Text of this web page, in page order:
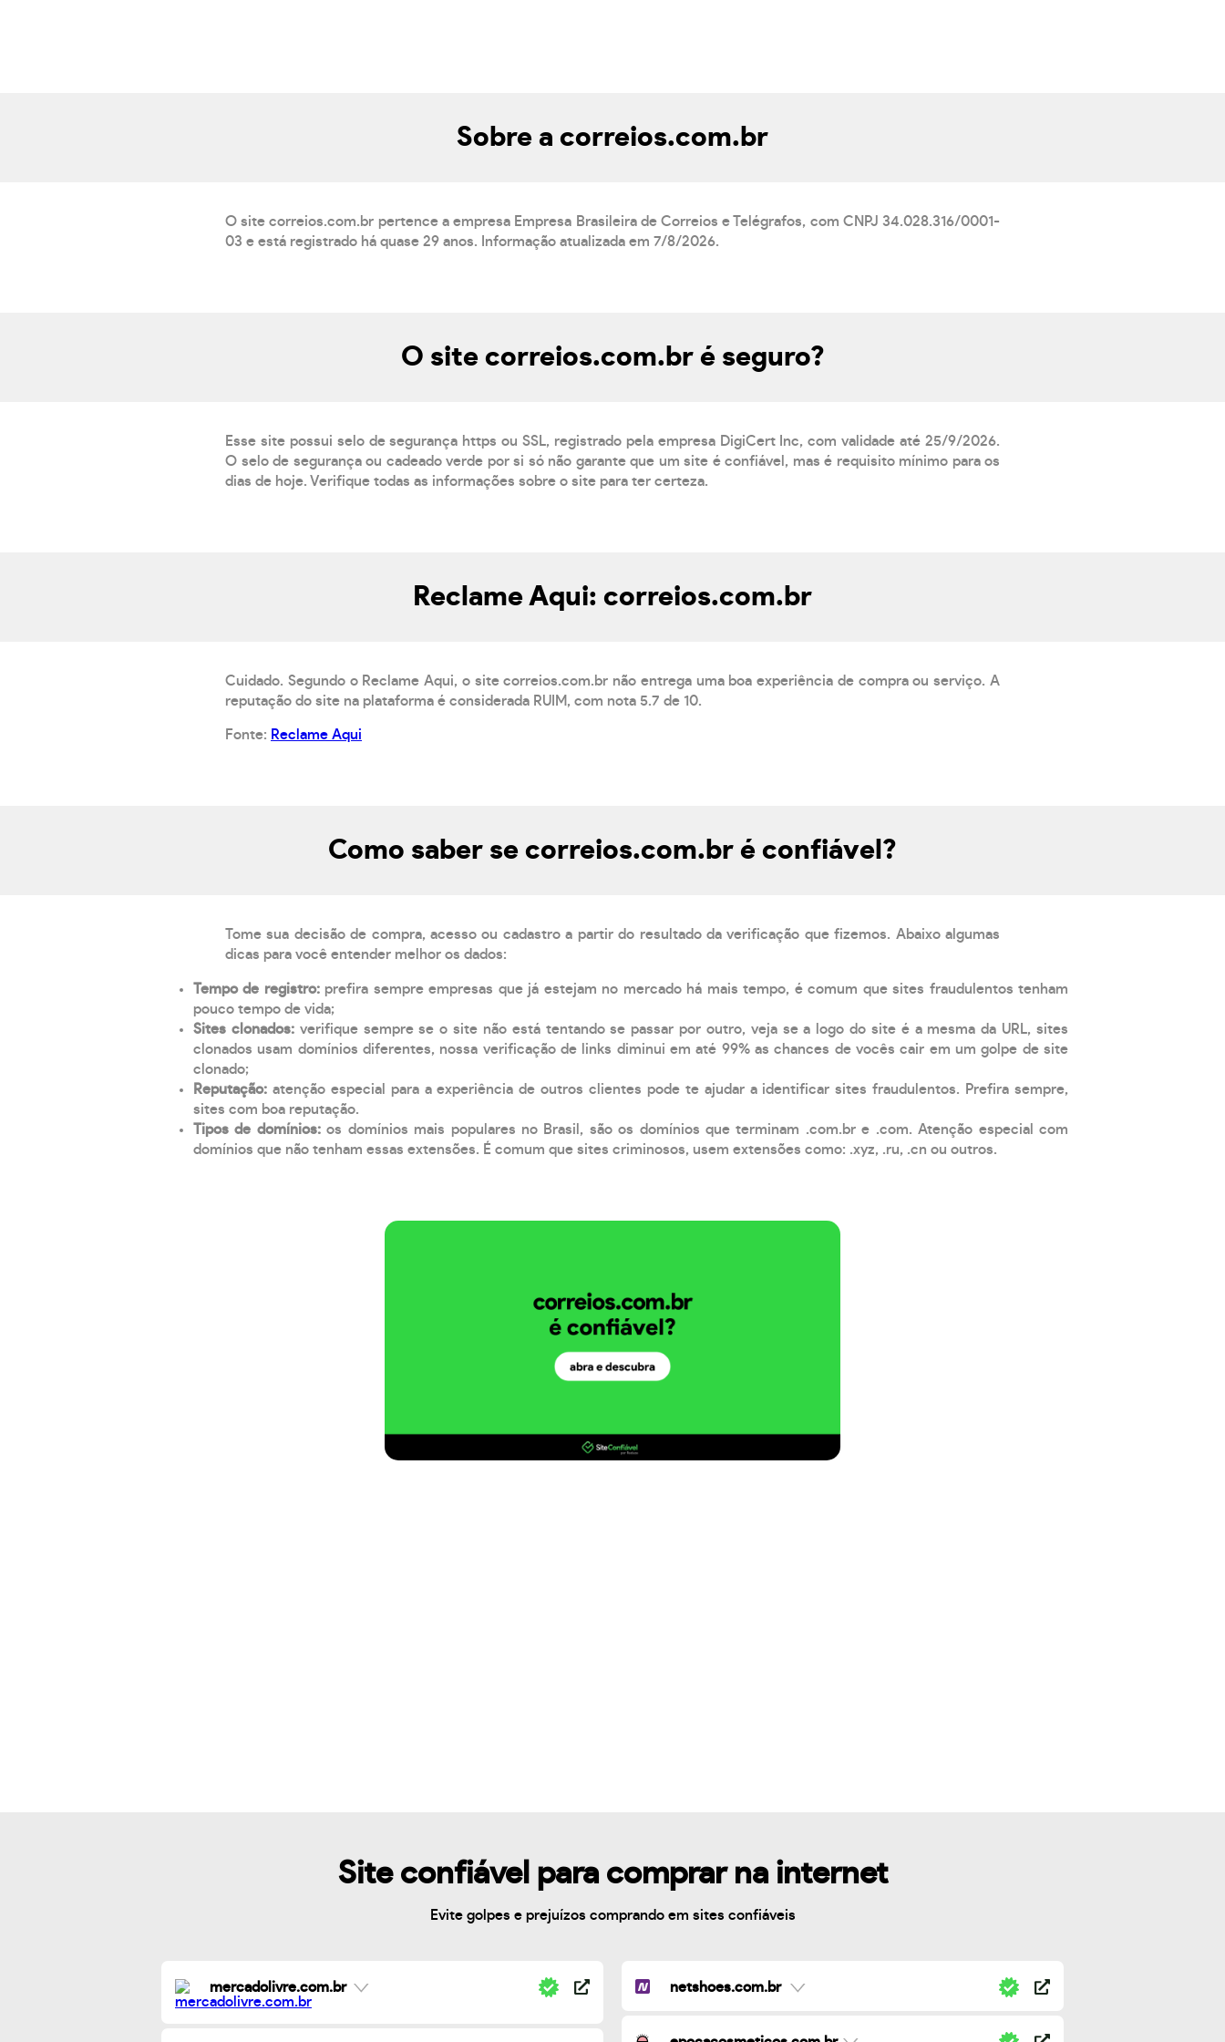
Sobre a correios.com.br
O site correios.com.br pertence a empresa Empresa Brasileira de Correios e Telégrafos, com CNPJ 34.028.316/0001-
03 e está registrado há quase 29 anos. Informação atualizada em 7/8/2026.
O site correios.com.br é seguro?
Esse site possui selo de segurança https ou SSL, registrado pela empresa DigiCert Inc, com validade até 25/9/2026.
O selo de segurança ou cadeado verde por si só não garante que um site é confiável, mas é requisito mínimo para os
dias de hoje. Verifique todas as informações sobre o site para ter certeza.
Reclame Aqui: correios.com.br
Cuidado. Segundo o Reclame Aqui, o site correios.com.br não entrega uma boa experiência de compra ou serviço. A
reputação do site na plataforma é considerada RUIM, com nota 5.7 de 10.
Fonte: Reclame Aqui
Como saber se correios.com.br é confiável?
Tome sua decisão de compra, acesso ou cadastro a partir do resultado da verificação que fizemos. Abaixo algumas
dicas para você entender melhor os dados:
Tempo de registro: prefira sempre empresas que já estejam no mercado há mais tempo, é comum que sites fraudulentos tenham
pouco tempo de vida;
Sites clonados: verifique sempre se o site não está tentando se passar por outro, veja se a logo do site é a mesma da URL, sites
clonados usam domínios diferentes, nossa verificação de links diminui em até 99% as chances de vocês cair em um golpe de site
clonado;
Reputação: atenção especial para a experiência de outros clientes pode te ajudar a identificar sites fraudulentos. Prefira sempre,
sites com boa reputação.
Tipos de domínios:os domínios mais populares no Brasil, são os domínios que terminam .com.br e .com. Atenção especial com
domínios que não tenham essas extensões. É comum que sites criminosos, usem extensões como: .xyz, .ru, .cn ou outros.
Site confiável para comprar na internet
Evite golpes e prejuízos comprando em sites confiáveis
mercadolivre.com.br netshoes.com.br